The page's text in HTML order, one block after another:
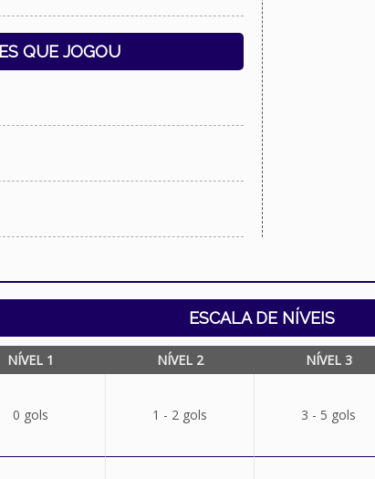
QUE JOGOU
ESCALA DE NÍVEIS
NÍVEL 1 NÍVEL 2 NÍVEL 3
0 gols 1 - 2 gols 3 - 5 gols